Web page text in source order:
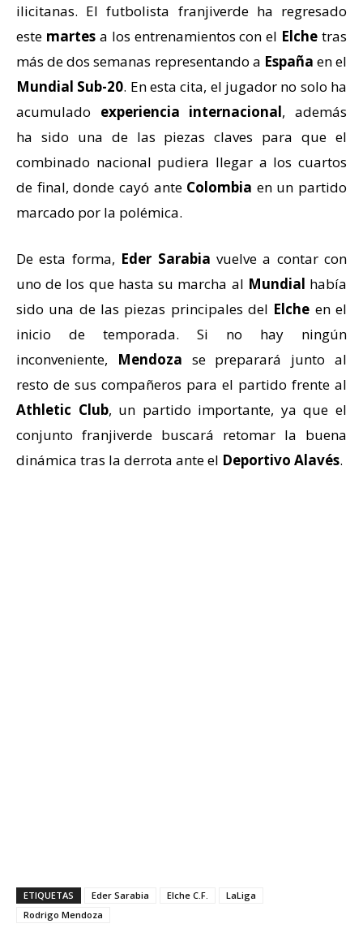
ilicitanas. El futbolista franjiverde ha regresado
este martesa los entrenamientos con el Elche tras
más de dos semanas representando a España en el
Mundial Sub-20. En esta cita, el jugador no solo ha
acumulado experiencia internacional, además
ha sido una de las piezas claves para que el
combinado nacional pudiera llegar a los cuartos
de final, donde cayó ante Colombia en un partido
marcado por la polémica.
De esta forma, Eder Sarabia vuelve a contar con
uno de los que hasta su marcha al Mundial había
sido una de las piezas principales del Elche en el
inicio de temporada. Si no hay ningún
inconveniente, Mendoza se preparará junto al
resto de sus compañeros para el partido frente al
Athletic Club, un partido importante, ya que el
conjunto franjiverde buscará retomar la buena
dinámica tras la derrota ante el Deportivo Alavés.
ETIQUETAS Eder Sarabia Elche C.F.
LaLiga
Rodrigo Mendoza